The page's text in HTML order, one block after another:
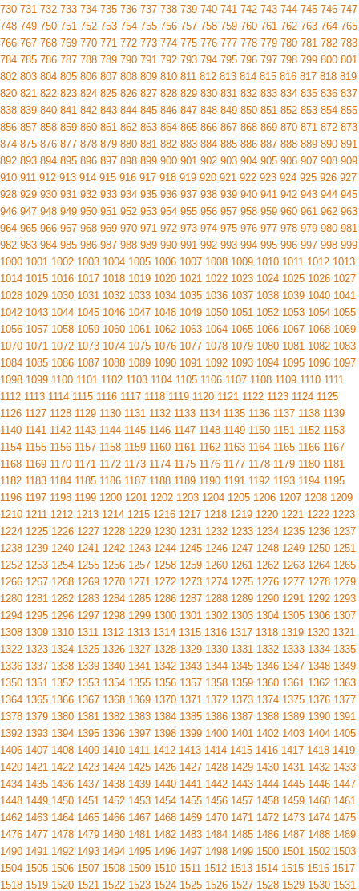
730 731 732 733 734 735 736 737 738 739 740 741 742 743 744 745 746 747
748 749 750 751 752 753 754 755 756 757 758 759 760 761 762 763 764 765
766 767 768 769 770 771 772 773 774 775 776 777 778 779 780 781 782 783
784 785 786 787 788 789 790 791 792 793 794 795 796 797 798 799 800 801
802 803 804 805 806 807 808 809 810 811 812 813 814 815 816 817 818 819
820 821 822 823 824 825 826 827 828 829 830 831 832 833 834 835 836 837
838 839 840 841 842 843 844 845 846 847 848 849 850 851 852 853 854 855
856 857 858 859 860 861 862 863 864 865 866 867 868 869 870 871 872 873
874 875 876 877 878 879 880 881 882 883 884 885 886 887 888 889 890 891
892 893 894 895 896 897 898 899 900 901 902 903 904 905 906 907 908 909
910 911 912 913 914 915 916 917 918 919 920 921 922 923 924 925 926 927
928 929 930 931 932 933 934 935 936 937 938 939 940 941 942 943 944 945
946 947 948 949 950 951 952 953 954 955 956 957 958 959 960 961 962 963
964 965 966 967 968 969 970 971 972 973 974 975 976 977 978 979 980 981
982 983 984 985 986 987 988 989 990 991 992 993 994 995 996 997 998 999
1000 1001 1002 1003 1004 1005 1006 1007 1008 1009 1010 1011 1012 1013
1014 1015 1016 1017 1018 1019 1020 1021 1022 1023 1024 1025 1026 1027
1028 1029 1030 1031 1032 1033 1034 1035 1036 1037 1038 1039 1040 1041
1042 1043 1044 1045 1046 1047 1048 1049 1050 1051 1052 1053 1054 1055
1056 1057 1058 1059 1060 1061 1062 1063 1064 1065 1066 1067 1068 1069
1070 1071 1072 1073 1074 1075 1076 1077 1078 1079 1080 1081 1082 1083
1084 1085 1086 1087 1088 1089 1090 1091 1092 1093 1094 1095 1096 1097
1098 1099 1100 1101 1102 1103 1104 1105 1106 1107 1108 1109 1110 1111
1112 1113 1114 1115 1116 1117 1118 1119 1120 1121 1122 1123 1124 1125
1126 1127 1128 1129 1130 1131 1132 1133 1134 1135 1136 1137 1138 1139
1140 1141 1142 1143 1144 1145 1146 1147 1148 1149 1150 1151 1152 1153
1154 1155 1156 1157 1158 1159 1160 1161 1162 1163 1164 1165 1166 1167
1168 1169 1170 1171 1172 1173 1174 1175 1176 1177 1178 1179 1180 1181
1182 1183 1184 1185 1186 1187 1188 1189 1190 1191 1192 1193 1194 1195
1196 1197 1198 1199 1200 1201 1202 1203 1204 1205 1206 1207 1208 1209
1210 1211 1212 1213 1214 1215 1216 1217 1218 1219 1220 1221 1222 1223
1224 1225 1226 1227 1228 1229 1230 1231 1232 1233 1234 1235 1236 1237
1238 1239 1240 1241 1242 1243 1244 1245 1246 1247 1248 1249 1250 1251
1252 1253 1254 1255 1256 1257 1258 1259 1260 1261 1262 1263 1264 1265
1266 1267 1268 1269 1270 1271 1272 1273 1274 1275 1276 1277 1278 1279
1280 1281 1282 1283 1284 1285 1286 1287 1288 1289 1290 1291 1292 1293
1294 1295 1296 1297 1298 1299 1300 1301 1302 1303 1304 1305 1306 1307
1308 1309 1310 1311 1312 1313 1314 1315 1316 1317 1318 1319 1320 1321
1322 1323 1324 1325 1326 1327 1328 1329 1330 1331 1332 1333 1334 1335
1336 1337 1338 1339 1340 1341 1342 1343 1344 1345 1346 1347 1348 1349
1350 1351 1352 1353 1354 1355 1356 1357 1358 1359 1360 1361 1362 1363
1364 1365 1366 1367 1368 1369 1370 1371 1372 1373 1374 1375 1376 1377
1378 1379 1380 1381 1382 1383 1384 1385 1386 1387 1388 1389 1390 1391
1392 1393 1394 1395 1396 1397 1398 1399 1400 1401 1402 1403 1404 1405
1406 1407 1408 1409 1410 1411 1412 1413 1414 1415 1416 1417 1418 1419
1420 1421 1422 1423 1424 1425 1426 1427 1428 1429 1430 1431 1432 1433
1434 1435 1436 1437 1438 1439 1440 1441 1442 1443 1444 1445 1446 1447
1448 1449 1450 1451 1452 1453 1454 1455 1456 1457 1458 1459 1460 1461
1462 1463 1464 1465 1466 1467 1468 1469 1470 1471 1472 1473 1474 1475
1476 1477 1478 1479 1480 1481 1482 1483 1484 1485 1486 1487 1488 1489
1490 1491 1492 1493 1494 1495 1496 1497 1498 1499 1500 1501 1502 1503
1504 1505 1506 1507 1508 1509 1510 1511 1512 1513 1514 1515 1516 1517
1518 1519 1520 1521 1522 1523 1524 1525 1526 1527 1528 1529 1530 1531